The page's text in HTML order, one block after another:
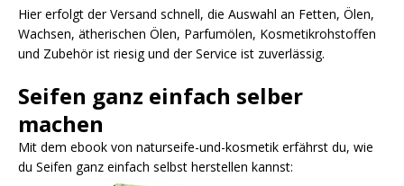
Hier erfolgt der Versand schnell, die Auswahl an Fetten, Ölen,
Wachsen, ätherischen Ölen, Parfumölen, Kosmetikrohstoffen
und Zubehör ist riesig und der Service ist zuverlässig.
Seifen ganz einfach selber
machen
Mit dem ebook von naturseife-und-kosmetik erfährst du, wie
du Seifen ganz einfach selbst herstellen kannst: